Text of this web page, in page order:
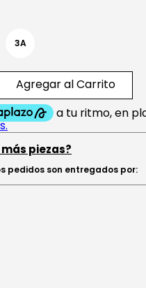
3A
Agregar al Carrito
piezas?
pedidos son entregados por: